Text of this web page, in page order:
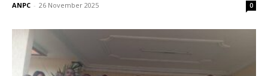
ANPC - 26 November 2025 0